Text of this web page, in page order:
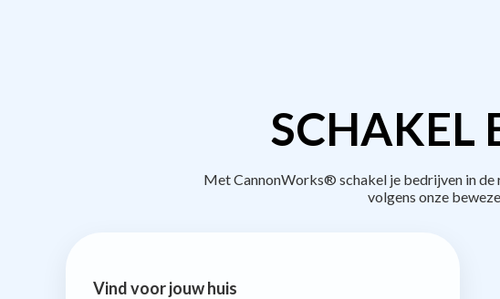
SCHAKEL
Met CannonWorks® schakel je bedrijven in de
volgens onze
Vind voor jouw huis